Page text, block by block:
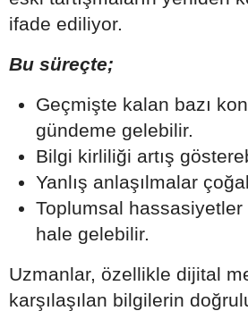
ifade ediliyor.
Bu süreçte;
Geçmişte kalan bazı
gündeme gelebilir.
Bilgi kirliliği artış
Yanlış anlaşılmalar
Toplumsal
hale gelebilir.
Uzmanlar, özellikle dijital
karşılaşılan bilgilerin